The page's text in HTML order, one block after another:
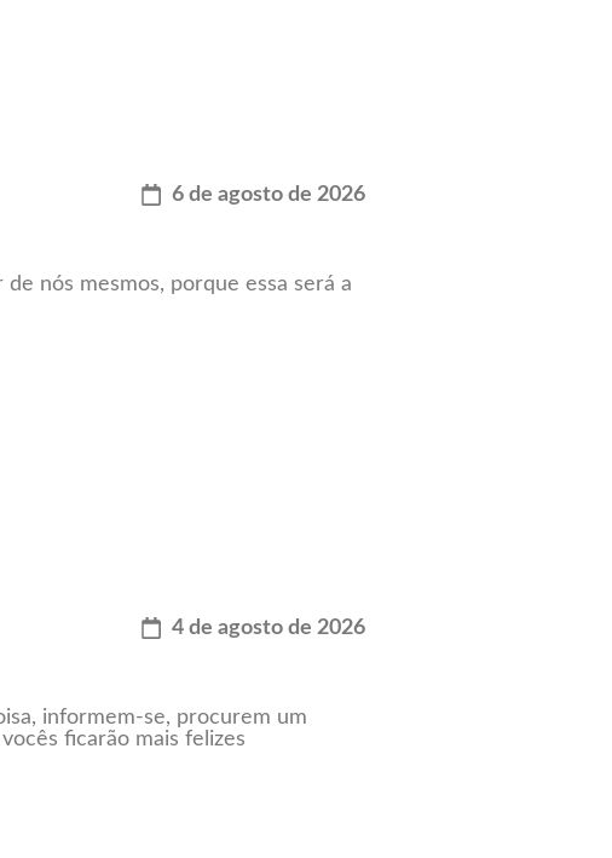
6 de agosto de 2026
nós mesmos, porque essa será a
4 de agosto de 2026
informem-se, procurem um
ficarão mais felizes